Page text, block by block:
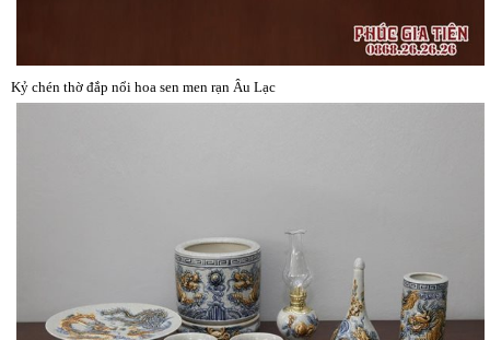
Kỷ chén thờ đắp nổi hoa sen men rạn Âu Lạc